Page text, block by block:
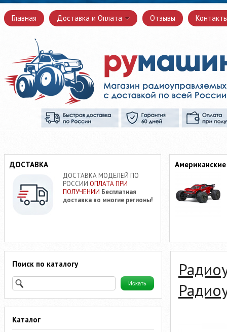
Главная Доставка и Оплата Отзывы
ДОСТАВКА
ДОСТАВКА МОДЕЛЕЙ ПО
РОССИИ ОПЛАТА ПРИ
ПОЛУЧЕНИИ Бесплатная
доставка во многие регионы!
Поиск по каталогу
Каталог